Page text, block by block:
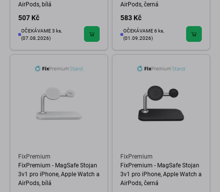
AirPods, bílá
507 Kč
OČEKÁVAME 3 ks,
(07.08.2026)
AirPods, černá
583 Kč
OČEKÁVAME 6 ks,
(01.09.2026)
FixPremium
FixPremium - MagSafe Stojan
3v1 pro iPhone, Apple Watch a
AirPods, bílá
FixPremium
FixPremium - MagSafe Stojan
3v1 pro iPhone, Apple Watch a
AirPods, černá